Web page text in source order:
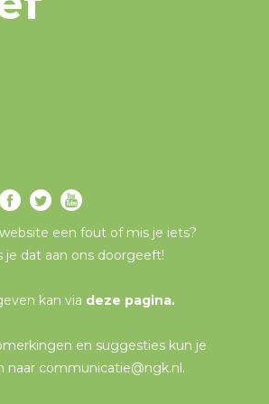
een fout of mis je iets?
je dat aan ons doorgeeft!
kan via deze pagina.
en suggesties kun je
naar communicatie@ngk.nl .